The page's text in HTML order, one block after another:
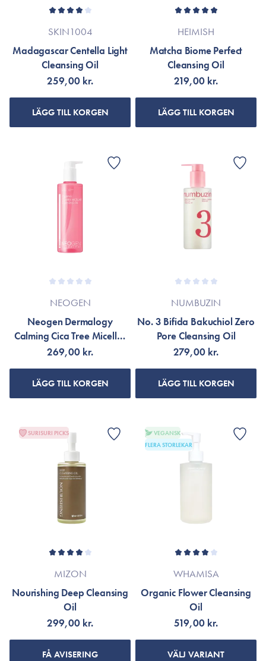
SKIN1004
Madagascar Centella Light
Cleansing Oil
259,00 kr.
LÄGG TILL KORGEN
HEIMISH
Matcha Biome Perfect
Cleansing Oil
219,00 kr.
LÄGG TILL KORGEN
NEOGEN
Neogen Dermalogy
Calming Cica Tree Micellar
Cleansing Oil
269,00 kr.
LÄGG TILL KORGEN
NUMBUZIN
No. 3 Bifida Bakuchiol Zero
Pore Cleansing Oil
279,00 kr.
LÄGG TILL KORGEN
SURISURI PICKS
MIZON
Nourishing Deep Cleansing
Oil
299,00 kr.
FÅ AVISERING
VEGANSK
FLERA STORLEKAR
WHAMISA
Organic Flower Cleansing
Oil
519,00 kr.
VÄLJ VARIANT